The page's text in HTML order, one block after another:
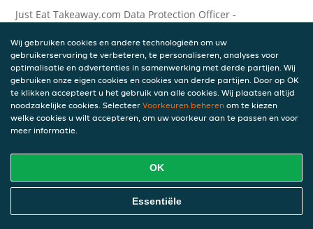
Just Eat Takeaway.com Data Protection Officer -
Piet Heinkade 61
1019 GM Amsterdam
Nederland
Bijgewerkte versies van deze
Privacyverklaring
Wij kunnen deze Verklaring van tijd tot tijd bijwerken als
reactie op veranderende juridische, technische of zakelijke
ontwikkelingen. Wanneer wij onze Privacyverklaring
bijwerken, zullen wij passende maatregelen nemen om u
op de hoogte te brengen, in overeenstemming met het
Wij gebruiken cookies en andere technologieën om uw
gebruikerservaring te verbeteren, te personaliseren, analyses voor
optimalisatie en advertenties in samenwerking met derde partijen. Wij
gebruiken onze eigen cookies en cookies van derde partijen. Door op OK
te klikken accepteert u het gebruik van alle cookies. Wij plaatsen altijd
noodzakelijke cookies. Selecteer Voorkeuren beheren om te kiezen
welke cookies u wilt accepteren, om uw voorkeur aan te passen en voor
meer informatie.
OK
Essentiële